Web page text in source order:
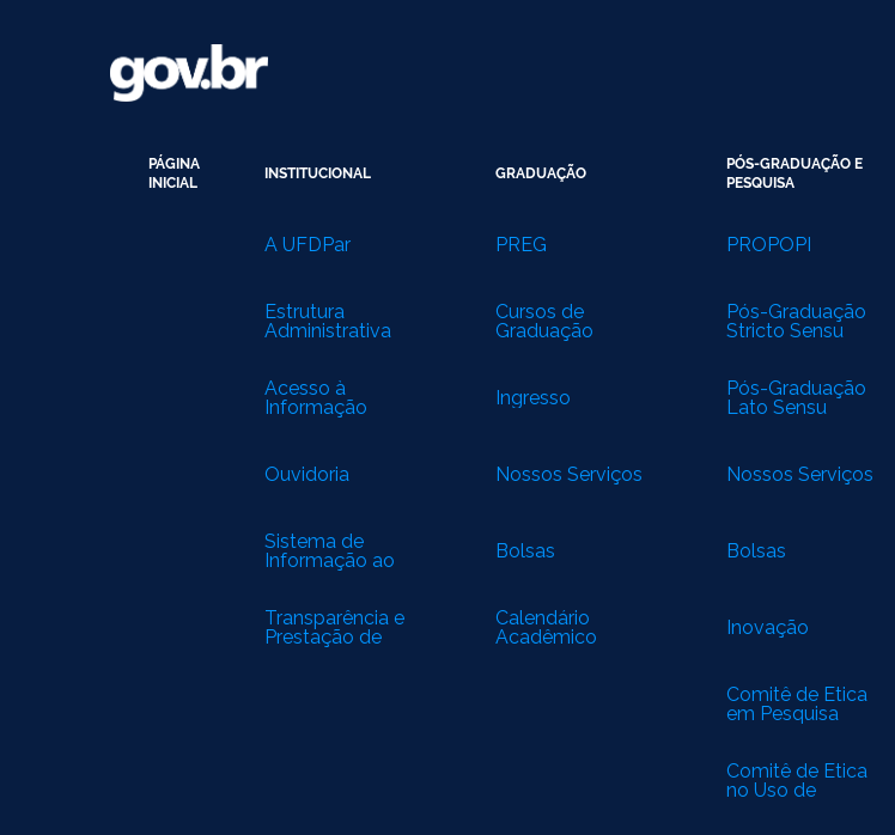
PÁGINA
INICIAL
INSTITUCIONAL
A UFDPar
Estrutura
Administrativa
Acesso à
Informação
Ouvidoria
Sistema de
Informação ao
Transparência e
Prestação de
GRADUAÇÃO
PREG
Cursos de
Graduação
Ingresso
Nossos Serviços
Bolsas
Calendário
Acadêmico
PÓS-GRADUAÇÃO E
PESQUISA
PROPOPI
Pós-Graduação
Stricto Sensu
Pós-Graduação
Lato Sensu
Nossos Serviços
Bolsas
Inovação
Comitê de Ética
em Pesquisa
Comitê de Ética
no Uso de